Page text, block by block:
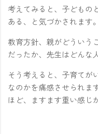
考えてみると、子どもの
ある、と気づかされます。
教育方針、親がどういう
だったか、先生はどんな
そう考えると、子育てが
なのかを痛感させられま
ほど、ますます重い感じ